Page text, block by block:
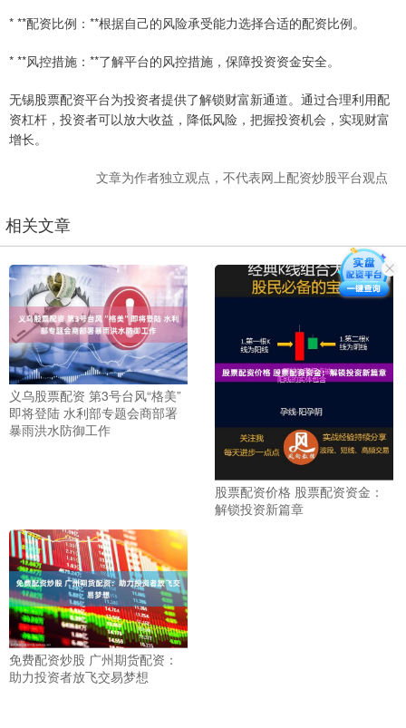
* **配资比例：**根据自己的风险承受能力选择合适的配资比例。
* **风控措施：**了解平台的风控措施，保障投资资金安全。
无锡股票配资平台为投资者提供了解锁财富新通道。通过合理利用配
资杠杆，投资者可以放大收益，降低风险，把握投资机会，实现财富
增长。
文章为作者独立观点，不代表网上配资炒股平台观点
相关文章
义乌股票配资 第3号台风“格美”
即将登陆 水利部专题会商部署
暴雨洪水防御工作
股票配资价格 股票配资资金：
解锁投资新篇章
免费配资炒股 广州期货配资：
助力投资者放飞交易梦想